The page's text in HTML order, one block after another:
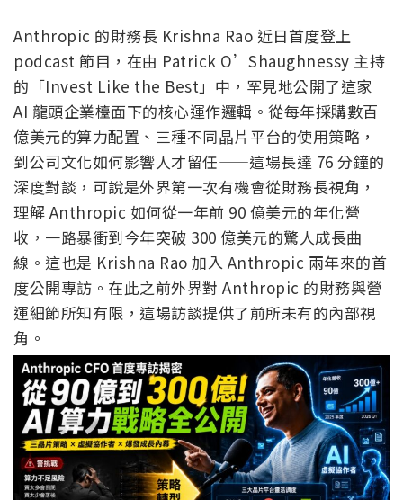
Anthropic 的財務長 Krishna Rao 近日首度登上
podcast 節目，在由 Patrick O’Shaughnessy 主持
的「Invest Like the Best」中，罕見地公開了這家
AI 龍頭企業檯面下的核心運作邏輯。從每年採購數百
億美元的算力配置、三種不同晶片平台的使用策略，
到公司文化如何影響人才留任——這場長達 76 分鐘的
深度對談，可說是外界第一次有機會從財務長視角，
理解 Anthropic 如何從一年前 90 億美元的年化營
收，一路暴衝到今年突破 300 億美元的驚人成長曲
線。這也是 Krishna Rao 加入 Anthropic 兩年來的首
度公開專訪。在此之前外界對 Anthropic 的財務與營
運細節所知有限，這場訪談提供了前所未有的內部視
角。